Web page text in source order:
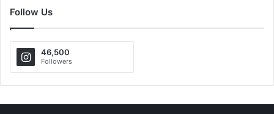
Follow Us
46,500
Followers